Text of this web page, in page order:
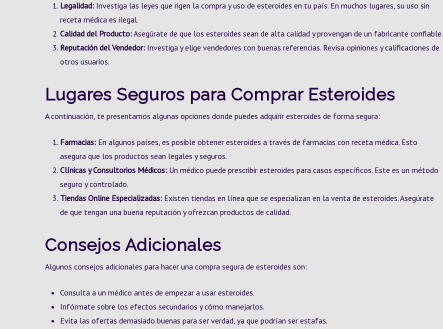
Legalidad: Investiga las leyes que rigen la compra y uso de esteroides en tu país. En muchos lugares, su uso sin
receta médica es ilegal.
Calidad del Producto:Asegúrate de que los esteroides sean de alta calidad y provengan de un fabricante confiable.
Reputación del Vendedor: Investiga y elige vendedores con buenas referencias. Revisa opiniones y calificaciones de
otros usuarios.
Lugares Seguros para Comprar Esteroides
A continuación, te presentamos algunas opciones donde puedes adquirir esteroides de forma segura:
Farmacias: En algunos países, es posible obtener esteroides a través de farmacias con receta médica. Esto
asegura que los productos sean legales y seguros.
Clínicas y Consultorios Médicos: Un médico puede prescribir esteroides para casos específicos. Este es un método
seguro y controlado.
Tiendas Online Especializadas: Existen tiendas en línea que se especializan en la venta de esteroides. Asegúrate
de que tengan una buena reputación y ofrezcan productos de calidad.
Consejos Adicionales
Algunos consejos adicionales para hacer una compra segura de esteroides son:
Consulta a un médico antes de empezar a usar esteroides.
Infórmate sobre los efectos secundarios y cómo manejarlos.
Evita las ofertas demasiado buenas para ser verdad, ya que podrían ser estafas.